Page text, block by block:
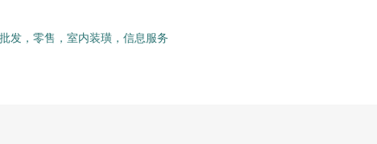
发，零售，室内装璜，信息服务